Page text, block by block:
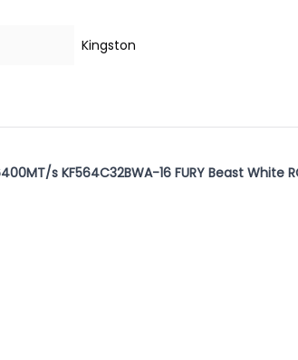
Kingston
s KF564C32BWA-16 FURY Beast White